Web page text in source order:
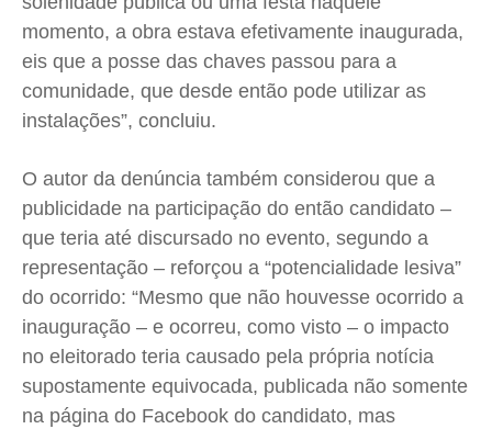
momento, a obra estava efetivamente inaugurada,
eis que a posse das chaves passou para a
comunidade, que desde então pode utilizar as
instalações”, concluiu.
O autor da denúncia também considerou que a
publicidade na participação do então candidato –
que teria até discursado no evento, segundo a
representação – reforçou a “potencialidade lesiva”
do ocorrido: “Mesmo que não houvesse ocorrido a
inauguração – e ocorreu, como visto – o impacto
no eleitorado teria causado pela própria notícia
supostamente equivocada, publicada não somente
na página do Facebook do candidato, mas